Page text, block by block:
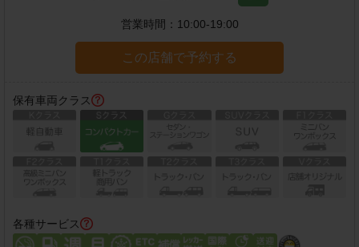
営業時間： 10:00-19:00
この店舗で予約する
保有車両クラス
各種サービス